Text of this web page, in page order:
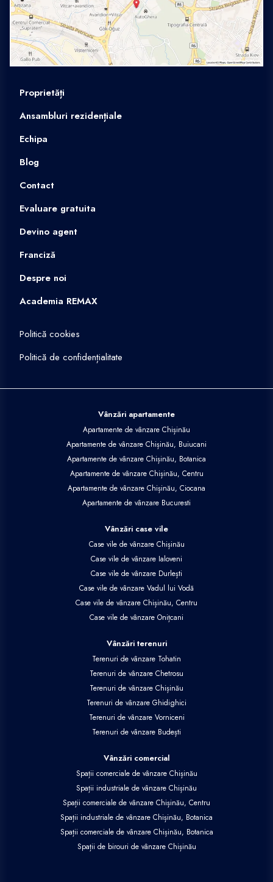
Proprietăți
Ansambluri rezidențiale
Echipa
Blog
Contact
Evaluare gratuita
Devino agent
Franciză
Despre noi
Academia REMAX
Politică cookies
Politică de confidențialitate
Vânzări apartamente
Apartamente de vânzare Chișinău
Apartamente de vânzare Chișinău, Buiucani
Apartamente de vânzare Chișinău, Botanica
Apartamente de vânzare Chișinău, Centru
Apartamente de vânzare Chișinău, Ciocana
Apartamente de vânzare Bucuresti
Vânzări case vile
Case vile de vânzare Chișinău
Case vile de vânzare Ialoveni
Case vile de vânzare Durlești
Case vile de vânzare Vadul lui Vodă
Case vile de vânzare Chișinău, Centru
Case vile de vânzare Onițcani
Vânzări terenuri
Terenuri de vânzare Tohatin
Terenuri de vânzare Chetrosu
Terenuri de vânzare Chișinău
Terenuri de vânzare Ghidighici
Terenuri de vânzare Vorniceni
Terenuri de vânzare Budești
Vânzări comercial
Spații comerciale de vânzare Chișinău
Spații industriale de vânzare Chișinău
Spații comerciale de vânzare Chișinău, Centru
Spații industriale de vânzare Chișinău, Botanica
Spații comerciale de vânzare Chișinău, Botanica
Spații de birouri de vânzare Chișinău